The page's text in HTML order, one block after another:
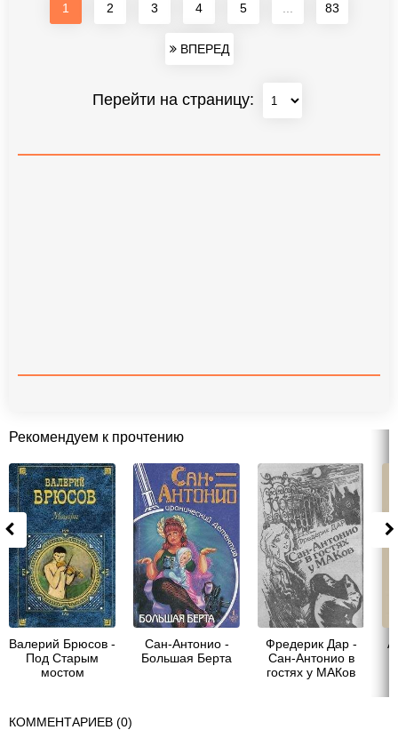
1 2 3 4 5 83
ВПЕРЕД
Перейти на страницу:
Рекомендуем к прочтению
Валерий Брюсов -
Под Старым
мостом
Сан-Антонио -
Большая Берта
Фредерик Дар -
Сан-Антонио в
гостях у МАКов
КОММЕНТАРИЕВ (0)